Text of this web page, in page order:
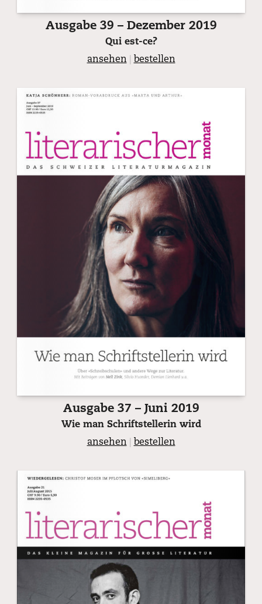
Ausgabe 39 – Dezember 2019
Qui est-ce?
ansehen
bestellen
Ausgabe 37 – Juni 2019
Wie man Schriftstellerin wird
ansehen
bestellen